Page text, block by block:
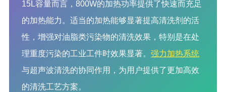
15L容量而言，800W的加热功率提供了快速而充足
的加热能力。适当的加热能够显著提高清洗剂的活
性，增强对油脂类污染物的清洗效果，特别是在处
理重度污染的工业工件时效果显著。 强力加热系统
与超声波清洗的协同作用，为用户提供了更加高效
的清洗工艺方案。